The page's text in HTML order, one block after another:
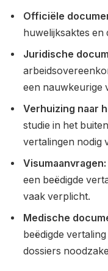
Officiële
huwelijksaktes en
Juridische
een nauwkeurige
Verhuizing naar
studie in het
vertalingen nodig
Visumaanvragen:
een beëdigde
vaak verplicht.
Medische
beëdigde
dossiers